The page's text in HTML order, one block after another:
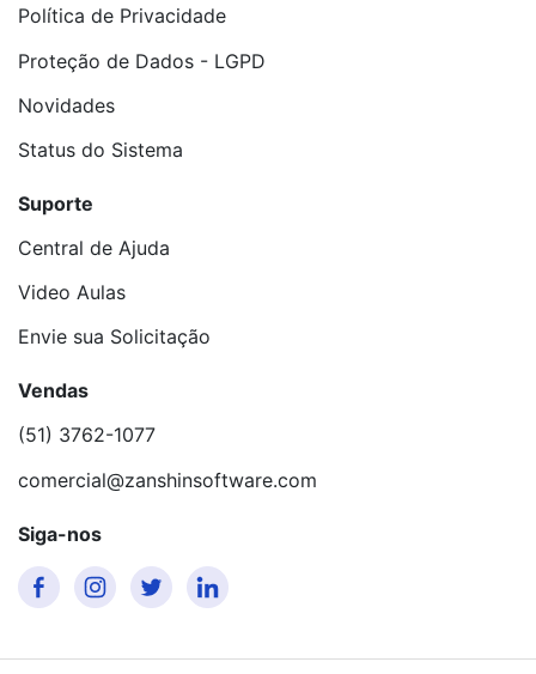
Política de Privacidade
Proteção de Dados - LGPD
Novidades
Status do Sistema
Suporte
Central de Ajuda
Video Aulas
Envie sua Solicitação
Vendas
(51) 3762-1077
comercial@zanshinsoftware.com
Siga-nos